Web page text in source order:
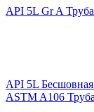
API 5L Gr A
API 5L
ASTM A106